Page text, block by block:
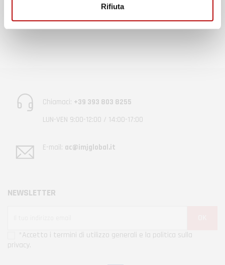
Rifiuta
Chiamaci: +39 393 803 8255
LUN-VEN 9:00-12:00 / 14:00-17:00
E-mail: ac@imjglobal.it
NEWSLETTER
*Accetto i termini di utilizzo generali e la politica sulla
privacy.